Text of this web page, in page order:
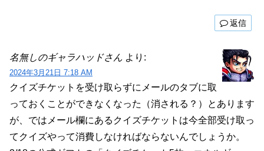
返信
名無しのギャラハッドさん より:
2024年3月21日 7:18 AM
クイズチケットを受け取らずにメールのタブに取
っておくことができなくなった（消される？）とあります
が、ではメール欄にあるクイズチケットは今全部受け取っ
てクイズやって消費しなければならないんでしょうか。